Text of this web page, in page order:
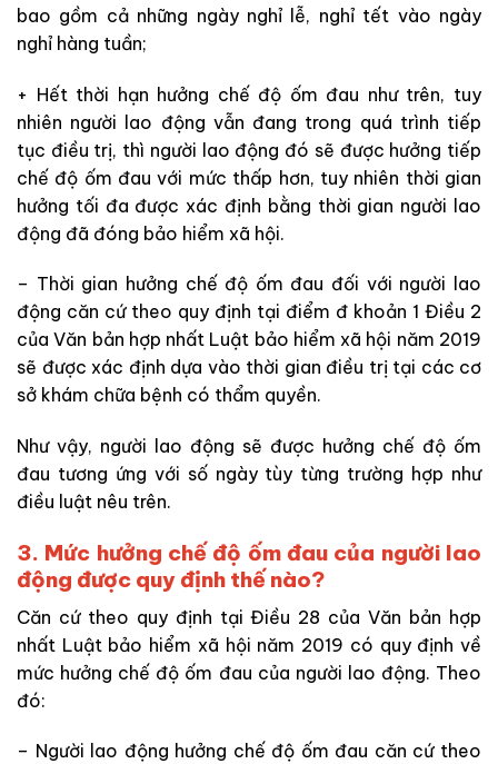
bao gồm cả những ngày nghỉ lễ, nghỉ tết vào ngày
nghỉ hàng tuần;
+ Hết thời hạn hưởng chế độ ốm đau như trên, tuy
nhiên người lao động vẫn đang trong quá trình tiếp
tục điều trị, thì người lao động đó sẽ được hưởng tiếp
chế độ ốm đau với mức thấp hơn, tuy nhiên thời gian
hưởng tối đa được xác định bằng thời gian người lao
động đã đóng bảo hiểm xã hội.
– Thời gian hưởng chế độ ốm đau đối với người lao
động căn cứ theo quy định tại điểm đ khoản 1 Điều 2
của Văn bản hợp nhất Luật bảo hiểm xã hội năm 2019
sẽ được xác định dựa vào thời gian điều trị tại các cơ
sở khám chữa bệnh có thẩm quyền.
Như vậy, người lao động sẽ được hưởng chế độ ốm
đau tương ứng với số ngày tùy từng trường hợp như
điều luật nêu trên.
3. Mức hưởng chế độ ốm đau của người lao
động được quy định thế nào?
Căn cứ theo quy định tại Điều 28 của Văn bản hợp
nhất Luật bảo hiểm xã hội năm 2019 có quy định về
mức hưởng chế độ ốm đau của người lao động. Theo
đó:
– Người lao động hưởng chế độ ốm đau căn cứ theo